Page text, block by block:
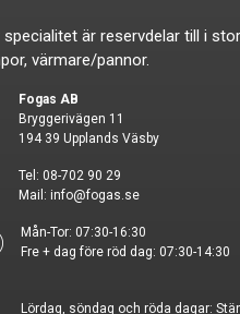
specialitet är reservdelar till i
värmare/pannor.
Fogas AB
Bryggerivägen 11
194 39 Upplands Väsby
Tel: 08-702 90 29
Mail: info@fogas.se
Mån-Tor: 07:30-16:30
Fre + dag före röd dag: 07:30-14:30
Lördag, söndag och röda dagar: